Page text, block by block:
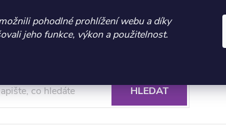
nákupu nad 3.000 Kč | Platnost do 21.9.2026 ⏰ |
pohodlné prohlížení webu a díky
jeho funkce, výkon a použitelnost.
+420 604 269 200
zboží Podmínky ochrany osobních údajů
HLEDAT